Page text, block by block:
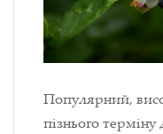
Популярний,
пізнього терміну